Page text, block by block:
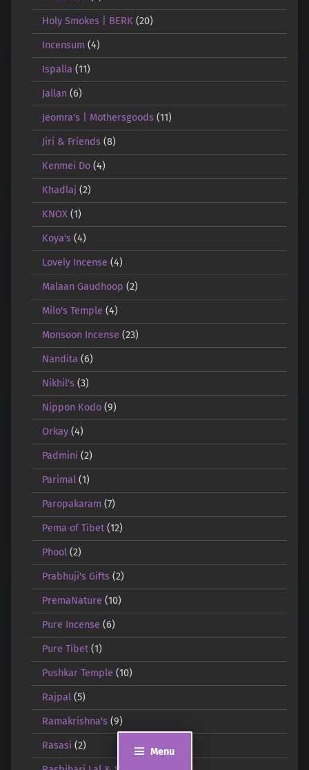
Menu
Holy Smokes | BERK(20)
Incensum (4)
Ispalla (11)
Jallan(6)
Jeomra's | Mothersgoods(11)
Jiri & Friends(8)
Kenmei Do(4)
Khadlaj (2)
KNOX(1)
Koya's(4)
Lovely Incense (4)
Malaan Gaudhoop (2)
Milo's Temple (4)
Monsoon Incense (23)
Nandita (6)
Nikhil's(3)
Nippon Kodo(9)
Orkay(4)
Padmini (2)
Parimal(1)
Paropakaram (7)
Pema of Tibet(12)
Phool(2)
Prabhuji's Gifts(2)
PremaNature (10)
Pure Incense (6)
Pure Tibet(1)
Pushkar Temple (10)
Rajpal(5)
Ramakrishna's(9)
Rasasi (2)